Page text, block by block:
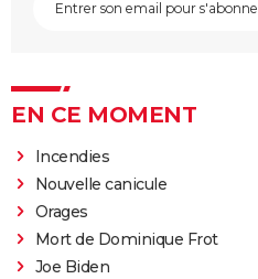
EN CE MOMENT
Incendies
Nouvelle canicule
Orages
Mort de Dominique Frot
Joe Biden